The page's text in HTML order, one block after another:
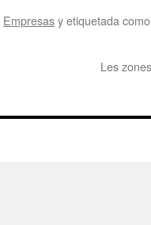
Empresasy etiquetada
Les